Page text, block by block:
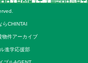
らCHINTAI
物件アーカイブ
進学応援部